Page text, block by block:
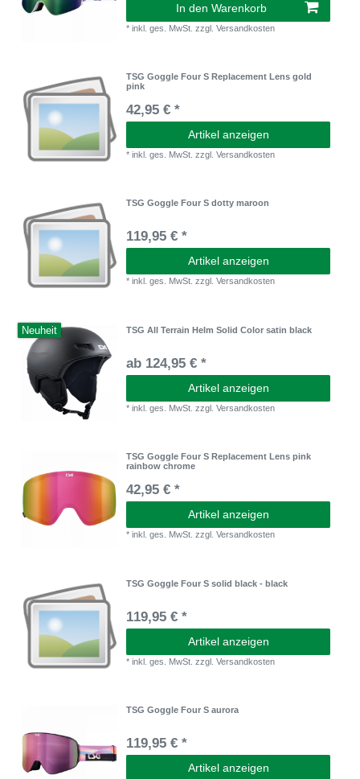
In den Warenkorb
*inkl. ges. MwSt. zzgl.Versandkosten
TSG Goggle Four S Replacement Lens gold
pink
42,95 € *
Artikel anzeigen
*inkl. ges. MwSt. zzgl.Versandkosten
TSG Goggle Four S dotty maroon
119,95 € *
Artikel anzeigen
*inkl. ges. MwSt. zzgl.Versandkosten
Neuheit TSG All Terrain Helm Solid Color satin black
ab 124,95 € *
Artikel anzeigen
*inkl. ges. MwSt. zzgl.Versandkosten
TSG Goggle Four S Replacement Lens pink
rainbow chrome
42,95 € *
Artikel anzeigen
*inkl. ges. MwSt. zzgl.Versandkosten
TSG Goggle Four S solid black - black
119,95 € *
Artikel anzeigen
*inkl. ges. MwSt. zzgl.Versandkosten
TSG Goggle Four S aurora
119,95 € *
Artikel anzeigen